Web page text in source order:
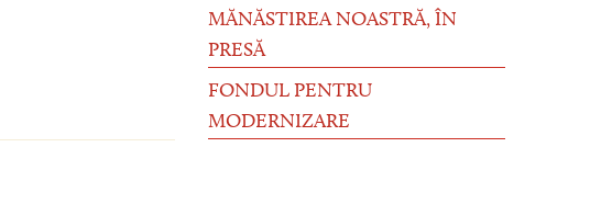
MĂNĂSTIREA NOASTRĂ, ÎN
PRESĂ
FONDUL PENTRU
MODERNIZARE